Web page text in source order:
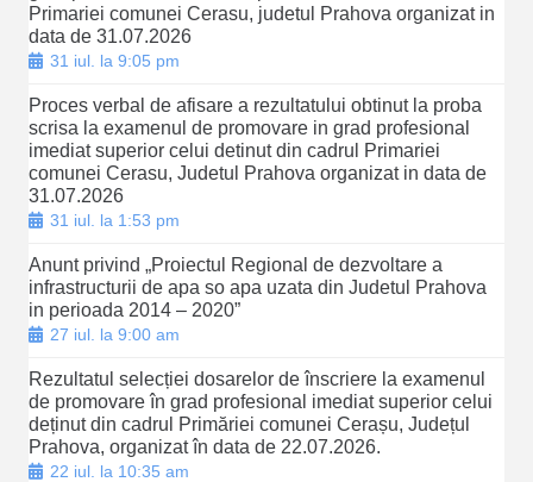
Primariei comunei Cerasu, judetul Prahova organizat in
data de 31.07.2026
31 iul. la 9:05 pm
Proces verbal de afisare a rezultatului obtinut la proba
scrisa la examenul de promovare in grad profesional
imediat superior celui detinut din cadrul Primariei
comunei Cerasu, Judetul Prahova organizat in data de
31.07.2026
31 iul. la 1:53 pm
Anunt privind „Proiectul Regional de dezvoltare a
infrastructurii de apa so apa uzata din Judetul Prahova
in perioada 2014 – 2020”
27 iul. la 9:00 am
Rezultatul selecției dosarelor de înscriere la examenul
de promovare în grad profesional imediat superior celui
deținut din cadrul Primăriei comunei Cerașu, Județul
Prahova, organizat în data de 22.07.2026.
22 iul. la 10:35 am